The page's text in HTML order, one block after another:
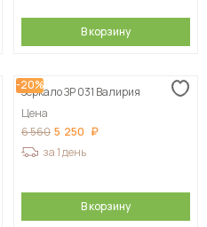
В корзину
-20%
Зеркало ЗР 031 Валирия
Цена
6 560 5 250
за 1 день
В корзину